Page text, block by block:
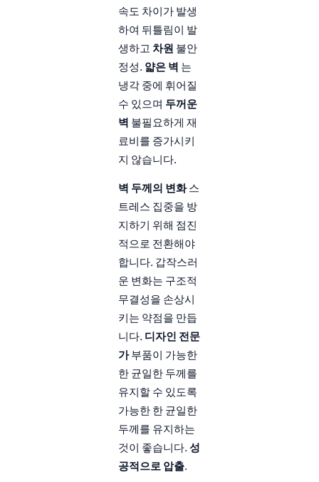
속도 차이가 발생
하여 뒤틀림이 발
생하고 차원 불안
정성. 얇은 벽 는
냉각 중에 휘어질
수 있으며 두꺼운
벽 불필요하게 재
료비를 증가시키
지 않습니다.
벽 두께의 변화스
트레스 집중을 방
지하기 위해 점진
적으로 전환해야
합니다. 갑작스러
운 변화는 구조적
무결성을 손상시
키는 약점을 만듭
니다. 디자인 전문
가부품이 가능한
한 균일한 두께를
유지할 수 있도록
가능한 한 균일한
두께를 유지하는
것이 좋습니다. 성
공적으로 압출.